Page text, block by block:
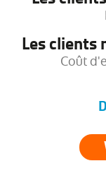
Les clients
Coût